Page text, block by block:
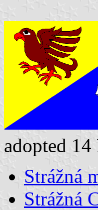
adopted
Strážná
Strážná